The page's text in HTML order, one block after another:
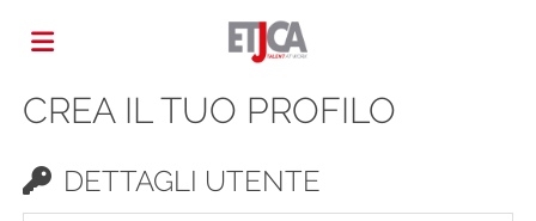
Home
Offerte
CREA IL TUO PROFILO
DETTAGLI UTENTE